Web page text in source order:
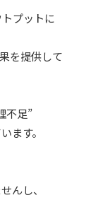
プットに
を提供して
不足”
ます。
んし、